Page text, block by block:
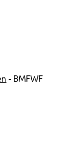
- BMFWF